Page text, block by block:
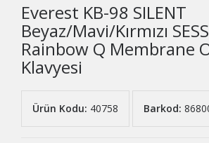
Everest KB-98 SILENT
Beyaz/Mavi/Kırmızı
Rainbow Q Membrane
Klavyesi
Ürün Kodu: 40758 Barkod: